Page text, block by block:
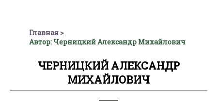
Главная
Автор: Черницкий Александр Михайлович
ЧЕРНИЦКИЙ АЛЕКСАНДР
МИХАЙЛОВИЧ